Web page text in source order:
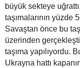
büyük sekteye
taşımalarının yüzde
Savaştan önce bu
üzerinden
taşıma yapılıyordu.
Ukrayna hattı